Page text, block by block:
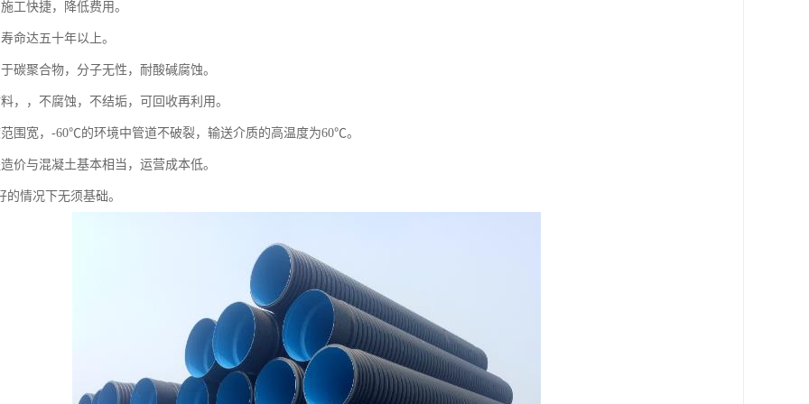
工快捷，降低费用。
命达五十年以上。
碳聚合物，分子无性，耐酸碱腐蚀。
，，不腐蚀，不结垢，可回收再利用。
围宽，-60℃的环境中管道不破裂，输送介质的高温度为60℃。
价与混凝土基本相当，运营成本低。
的情况下无须基础。